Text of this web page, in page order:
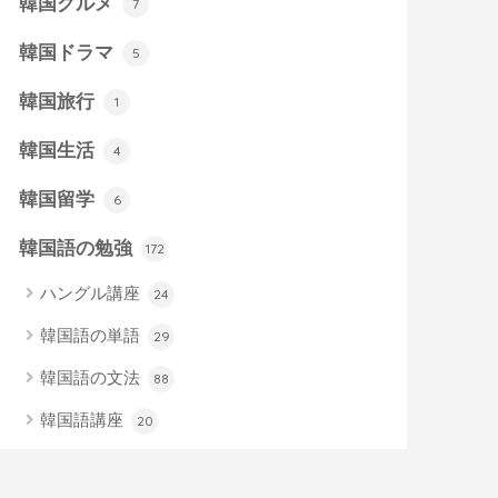
7
韓国ドラマ 5
韓国旅行 1
韓国生活 4
韓国留学 6
韓国語の勉強 172
ハングル講座 24
韓国語の単語 29
韓国語の文法 88
韓国語講座 20